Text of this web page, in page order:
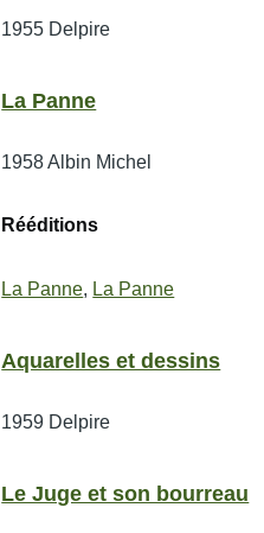
1955 Delpire
La Panne
1958Albin Michel
Rééditions
La Panne, La Panne
Aquarelles et dessins
1959 Delpire
Le Juge et son bourreau